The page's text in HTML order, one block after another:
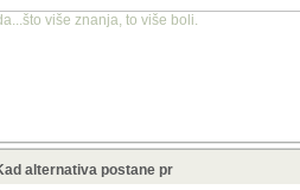
više znanja, to više boli.
alternativa postane pr